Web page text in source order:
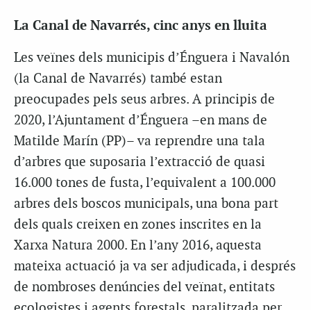
La Canal de Navarrés, cinc anys en lluita
Les veïnes dels municipis d’Énguera i Navalón
(la Canal de Navarrés) també estan
preocupades pels seus arbres. A principis de
2020, l’Ajuntament d’Énguera –en mans de
Matilde Marín (PP)– va reprendre una tala
d’arbres que suposaria l’extracció de quasi
16.000 tones de fusta, l’equivalent a 100.000
arbres dels boscos municipals, una bona part
dels quals creixen en zones inscrites en la
Xarxa Natura 2000. En l’any 2016, aquesta
mateixa actuació ja va ser adjudicada, i després
de nombroses denúncies del veïnat, entitats